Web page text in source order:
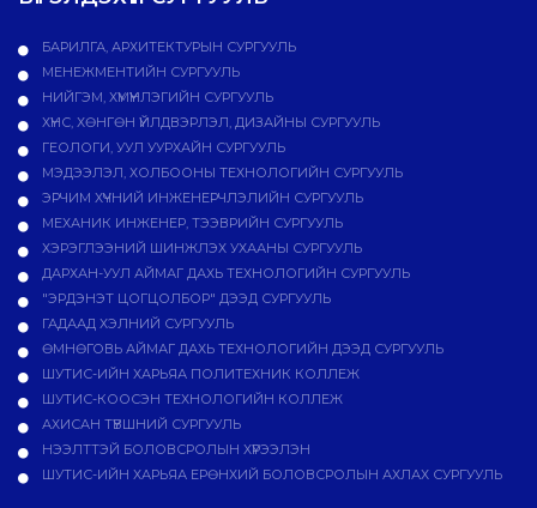
БАРИЛГА, АРХИТЕКТУРЫН СУРГУУЛЬ
МЕНЕЖМЕНТИЙН СУРГУУЛЬ
НИЙГЭМ, ХҮМҮҮНЛЭГИЙН СУРГУУЛЬ
ХҮНС, ХӨНГӨН ҮЙЛДВЭРЛЭЛ, ДИЗАЙНЫ СУРГУУЛЬ
ГЕОЛОГИ, УУЛ УУРХАЙН СУРГУУЛЬ
МЭДЭЭЛЭЛ, ХОЛБООНЫ ТЕХНОЛОГИЙН СУРГУУЛЬ
ЭРЧИМ ХҮЧНИЙ ИНЖЕНЕРЧЛЭЛИЙН СУРГУУЛЬ
МЕХАНИК ИНЖЕНЕР, ТЭЭВРИЙН СУРГУУЛЬ
ХЭРЭГЛЭЭНИЙ ШИНЖЛЭХ УХААНЫ СУРГУУЛЬ
ДАРХАН-УУЛ АЙМАГ ДАХЬ ТЕХНОЛОГИЙН СУРГУУЛЬ
"ЭРДЭНЭТ ЦОГЦОЛБОР" ДЭЭД СУРГУУЛЬ
ГАДААД ХЭЛНИЙ СУРГУУЛЬ
ӨМНӨГОВЬ АЙМАГ ДАХЬ ТЕХНОЛОГИЙН ДЭЭД СУРГУУЛЬ
ШУТИС-ИЙН ХАРЬЯА ПОЛИТЕХНИК КОЛЛЕЖ
ШУТИС-КООСЭН ТЕХНОЛОГИЙН КОЛЛЕЖ
АХИСАН ТҮВШНИЙ СУРГУУЛЬ
НЭЭЛТТЭЙ БОЛОВСРОЛЫН ХҮРЭЭЛЭН
ШУТИС-ИЙН ХАРЬЯА ЕРӨНХИЙ БОЛОВСРОЛЫН АХЛАХ СУРГУУЛЬ